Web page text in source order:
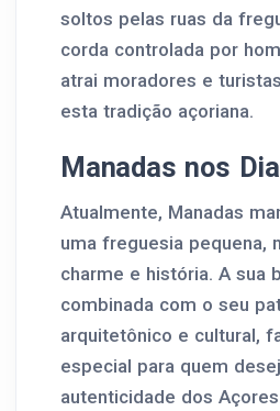
soltos pelas ruas da
corda controlada por
atrai moradores e
esta tradição açoriana.
Manadas nos
Atualmente, Manadas
uma freguesia pequena,
charme e história. A sua
combinada com o seu
arquitetônico e cultural,
especial para quem
autenticidade dos